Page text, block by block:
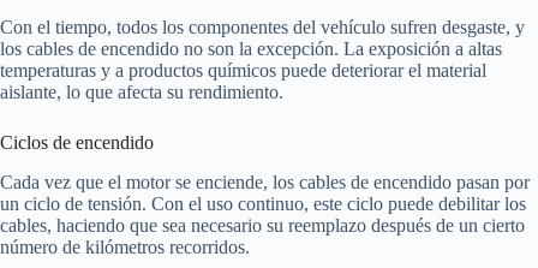
Con el tiempo, todos los componentes del vehículo sufren desgaste, y
los cables de encendido no son la excepción. La exposición a altas
temperaturas y a productos químicos puede deteriorar el material
aislante, lo que afecta su rendimiento.
Ciclos de encendido
Cada vez que el motor se enciende, los cables de encendido pasan por
un ciclo de tensión. Con el uso continuo, este ciclo puede debilitar los
cables, haciendo que sea necesario su reemplazo después de un cierto
número de kilómetros recorridos.